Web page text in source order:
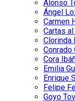
Alonso
Ángel
Carmen
Cartas
Clorinda
Conrado
Cora
Emilia
Enrique
Felipe
Goyo